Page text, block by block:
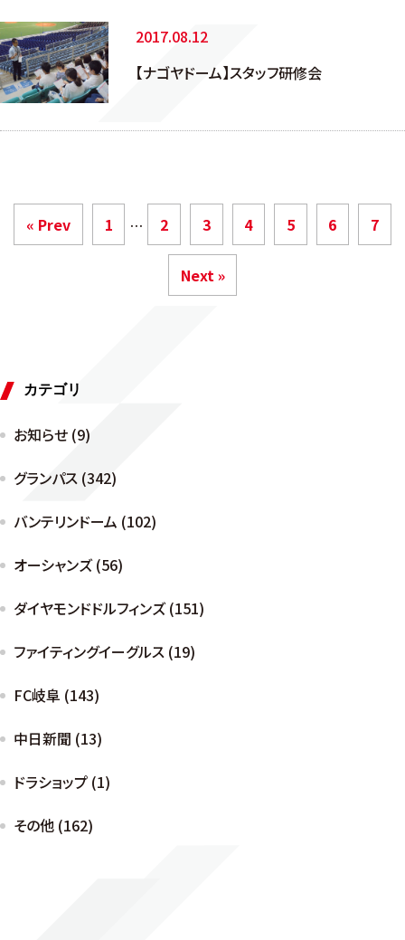
2017.08.12
【ナゴヤドーム】スタッフ研修会
« Prev 1 … 2 3 4 5 6 7
Next »
カテゴリ
お知らせ (9)
グランパス (342)
バンテリンドーム (102)
オーシャンズ (56)
ダイヤモンドドルフィンズ (151)
ファイティングイーグルス (19)
FC岐阜 (143)
中日新聞 (13)
ドラショップ (1)
その他 (162)